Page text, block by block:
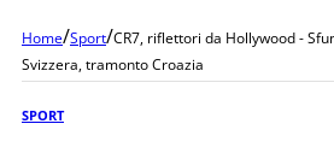
Home/Sport/CR7, riflettori da Hollywood -
Svizzera, tramonto Croazia
SPORT